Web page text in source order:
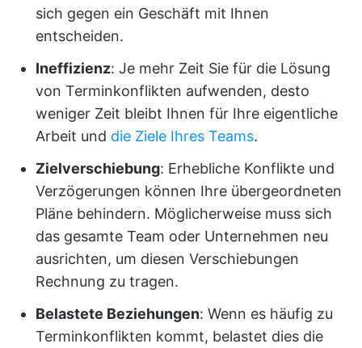
sich gegen ein Geschäft mit Ihnen
entscheiden.
Ineffizienz: Je mehr Zeit Sie für die Lösung
von Terminkonflikten aufwenden, desto
weniger Zeit bleibt Ihnen für Ihre eigentliche
Arbeit und die Ziele Ihres Teams.
Zielverschiebung: Erhebliche Konflikte und
Verzögerungen können Ihre übergeordneten
Pläne behindern. Möglicherweise muss sich
das gesamte Team oder Unternehmen neu
ausrichten, um diesen Verschiebungen
Rechnung zu tragen.
Belastete Beziehungen: Wenn es häufig zu
Terminkonflikten kommt, belastet dies die